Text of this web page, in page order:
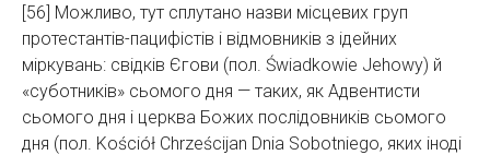
[56] Можливо, тут сплутано назви місцевих груп
протестантів-пацифістів і відмовників з ідейних
міркувань: свідків Єгови (пол. Świadkowie Jehowy) й
«суботників» сьомого дня — таких, як Адвентисти
сьомого дня і церква Божих послідовників сьомого
дня (пол. Kościół Chrześcijan Dnia Sobotniego, яких іноді